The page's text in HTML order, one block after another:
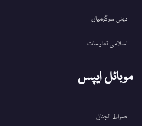
دینی سرگرمیاں
اسلامی تعلیمات
موبائل ایپس
صراط الجنان